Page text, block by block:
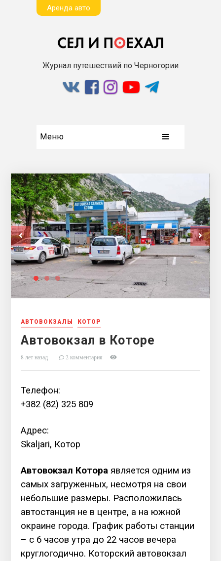
Aренда авто
Журнал путешествий по Черногории
Меню
АВТОВОКЗАЛЫ КОТОР
Автовокзал в Которе
8 лет назад 2 комментария
Телефон:
+382 (82) 325 809
Адрес:
Skaljari, Котор
Автовокзал Котора является одним из
самых загруженных, несмотря на свои
небольшие размеры. Расположилась
автостанция не в центре, а на южной
окраине города. График работы станции
– с 6 часов утра до 22 часов вечера
круглогодично. Которский автовокзал